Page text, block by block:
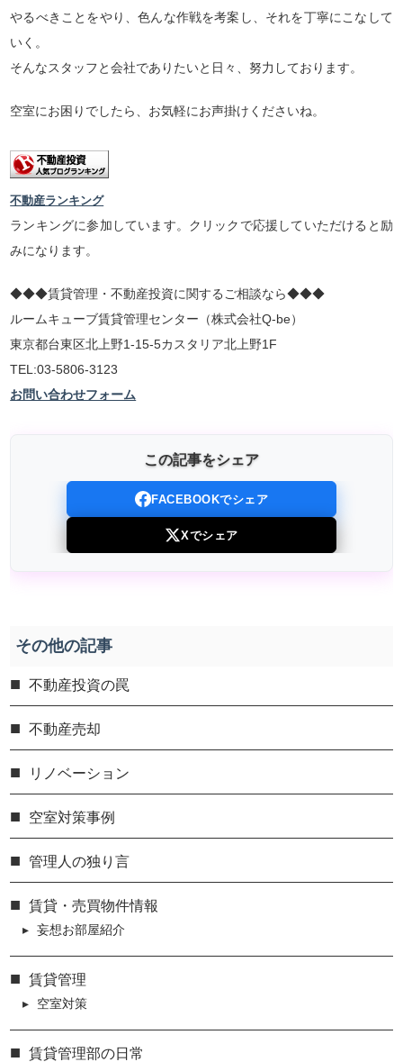
やるべきことをやり、色んな作戦を考案し、それを丁寧にこなして
いく。
そんなスタッフと会社でありたいと日々、努力しております。
空室にお困りでしたら、お気軽にお声掛けくださいね。
不動産ランキング
ランキングに参加しています。クリックで応援していただけると励
みになります。
◆◆◆賃貸管理・不動産投資に関するご相談なら◆◆◆
ルームキューブ賃貸管理センター（株式会社Q-be）
東京都台東区北上野1-15-5カスタリア北上野1F
TEL:03-5806-3123
お問い合わせフォーム
この記事をシェア
FACEBOOKでシェア
Xでシェア
その他の記事
不動産投資の罠
不動産売却
リノベーション
空室対策事例
管理人の独り言
賃貸・売買物件情報
妄想お部屋紹介
賃貸管理
空室対策
賃貸管理部の日常